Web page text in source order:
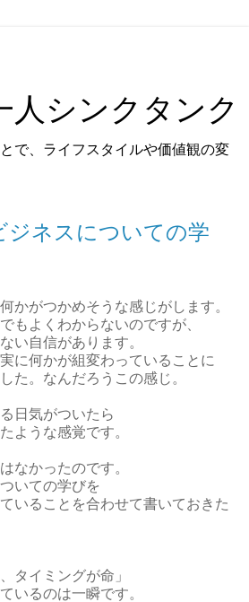
人シンクタンク
で、ライフスタイルや価値観の変
ジネスについての学
かがつかめそうな感じがします。
もよくわからないのですが、
い自信があります。
に何かが組変わっていることに
た。なんだろうこの感じ。
日気がついたら
ような感覚です。
なかったのです。
いての学びを
いることを合わせて書いておきた
タイミングが命」
いるのは一瞬です。